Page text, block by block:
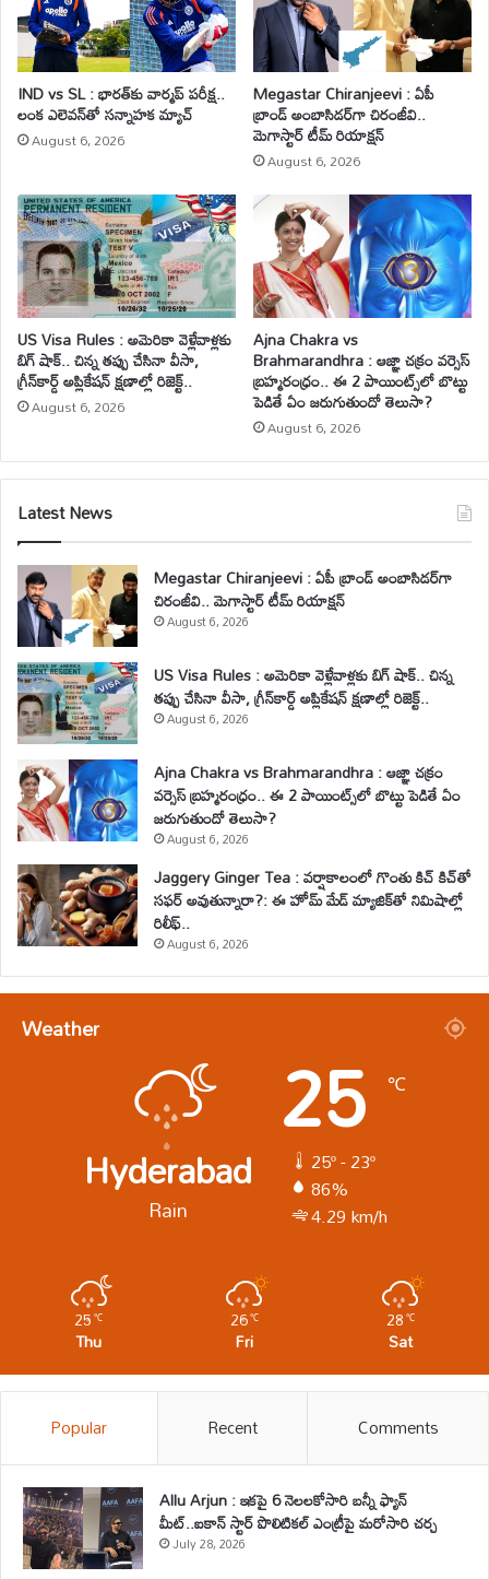
IND vs SL : భారత్‌కు వార్మప్ పరీక్ష..
లంక ఎలెవన్‌తో సన్నాహక మ్యాచ్
August 6, 2026
Megastar Chiranjeevi : ఏపీ
బ్రాండ్ అంబాసిడర్‌గా చిరంజీవి..
మెగాస్టార్ టీమ్ రియాక్షన్
August 6, 2026
US Visa Rules : అమెరికా వెళ్లేవాళ్లకు
బిగ్ షాక్.. చిన్న తప్పు చేసినా వీసా,
గ్రీన్‌కార్డ్ అప్లికేషన్ క్షణాల్లో రిజెక్ట్..
August 6, 2026
Ajna Chakra vs
Brahmarandhra : ఆజ్ఞా చక్రం వర్సెస్
బ్రహ్మరంధ్రం.. ఈ 2 పాయింట్స్‌లో బొట్టు
పెడితే ఏం జరుగుతుందో తెలుసా?
August 6, 2026
Latest News
Megastar Chiranjeevi : ఏపీ బ్రాండ్ అంబాసిడర్‌గా
చిరంజీవి.. మెగాస్టార్ టీమ్ రియాక్షన్
August 6, 2026
US Visa Rules : అమెరికా వెళ్లేవాళ్లకు బిగ్ షాక్.. చిన్న
తప్పు చేసినా వీసా, గ్రీన్‌కార్డ్ అప్లికేషన్ క్షణాల్లో రిజెక్ట్..
August 6, 2026
Ajna Chakra vs Brahmarandhra : ఆజ్ఞా చక్రం
వర్సెస్ బ్రహ్మరంధ్రం.. ఈ 2 పాయింట్స్‌లో బొట్టు పెడితే ఏం
జరుగుతుందో తెలుసా?
August 6, 2026
Jaggery Ginger Tea : వర్షాకాలంలో గొంతు కిచ్ కిచ్‌తో
సఫర్ అవుతున్నారా?: ఈ హోమ్ మేడ్ మ్యాజిక్‌తో నిమిషాల్లో
రిలీఫ్..
August 6, 2026
Weather
Hyderabad
Rain
25 ℃
25º - 23º
86%
4.29 km/h
25℃
Thu
26℃
Fri
28℃
Sat
Popular Recent Comments
Allu Arjun : ఇకపై 6 నెలలకోసారి బన్నీ ఫ్యాన్
మీట్..ఐకాన్ స్టార్ పొలిటికల్ ఎంట్రీపై మరోసారి చర్చ
July 28, 2026